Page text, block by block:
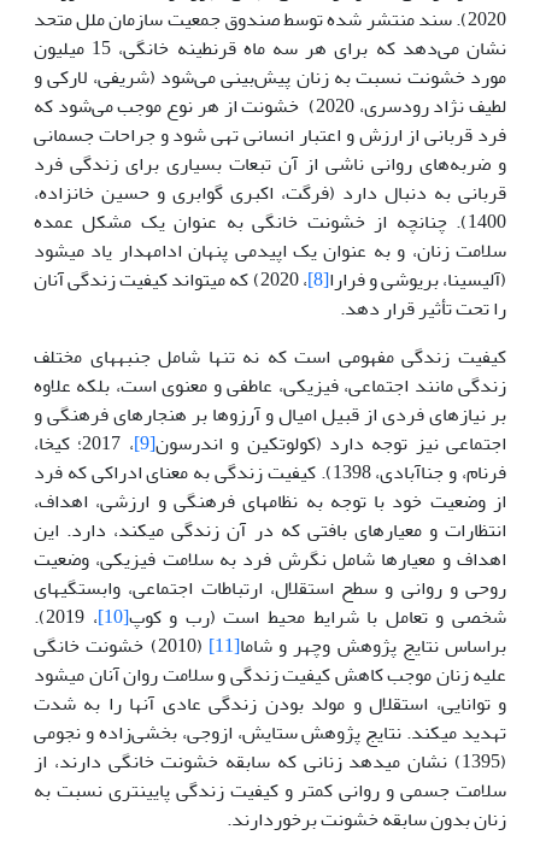
2020). سند منتشر شده توسط صندوق جمعیت سازمان ملل متحد
نشان می‌دهد که برای هر سه ماه قرنطینه خانگی، 15 میلیون
مورد خشونت نسبت به زنان پیش‌بینی می‌شود (شریفی، لارکی و
لطیف نژاد رودسری، 2020) خشونت از هر نوع موجب می‌شود که
فرد قربانی از ارزش و اعتبار انسانی تهی شود و جراحات جسمانی
و ضربه‌های روانی ناشی از آن تبعات بسیاری برای زندگی فرد
قربانی به دنبال دارد (فرگت، اکبری گوابری و حسین خانزاده،
1400). چنانچه از خشونت خانگی به عنوان یک مشکل عمده
سلامت زنان، و به عنوان یک اپیدمی پنهان ادامه­دار یاد می­شود
‌(آلیسینا، بریوشی و فرارا[8]
، 2020) که می­تواند کیفیت زندگی آنان
را تحت تأثیر قرار دهد.
کیفیت زندگی مفهومی است که نه تنها شامل جنبه­های مختلف
زندگی مانند اجتماعی، فیزیکی، عاطفی و معنوی است، بلکه علاوه
بر نیازهای فردی از قبیل امیال و آرزوها بر هنجارهای فرهنگی و
اجتماعی نیز توجه دارد (کولوتکین و اندرسون[9]
، 2017؛ کیخا،
فرنام، و جناآبادی، 1398). کیفیت زندگی به معنای ادراکی که فرد
از وضعیت خود با توجه به نظام­های فرهنگی و ارزشی، اهداف،
انتظارات و معیارهای بافتی که در آن زندگی می­کند، دارد. این
اهداف و معیارها شامل نگرش فرد به سلامت فیزیکی، وضعیت
روحی و روانی و سطح استقلال، ارتباطات اجتماعی، وابستگی­های
شخصی و تعامل با شرایط محیط است (رب و کوپ[10]
، 2019).
براساس نتایج پژوهش وچهر و شاما[11]
(2010) خشونت خانگی
علیه زنان موجب کاهش کیفیت زندگی و سلامت روان آنان می­شود
و توانایی، استقلال و مولد بودن زندگی عادی آنها را به شدت
تهدید می­کند. نتایج پژوهش ستایش، ازوجی، بخشی‌زاده و نجومی
(1395) نشان می­دهد زنانی که سابقه خشونت خانگی دارند، از
سلامت جسمی و روانی کمتر و کیفیت زندگی پایین­تری نسبت به
زنان بدون سابقه خشونت برخوردارند.